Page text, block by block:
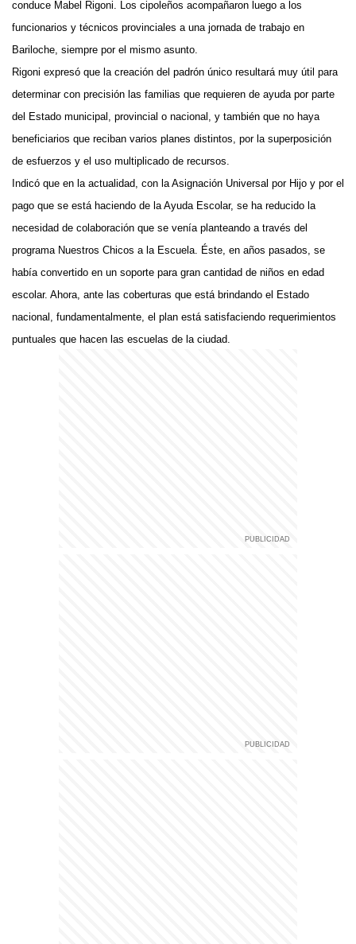
conduce Mabel Rigoni. Los cipoleños acompañaron luego a los
funcionarios y técnicos provinciales a una jornada de trabajo en
Bariloche, siempre por el mismo asunto.
Rigoni expresó que la creación del padrón único resultará muy útil para
determinar con precisión las familias que requieren de ayuda por parte
del Estado municipal, provincial o nacional, y también que no haya
beneficiarios que reciban varios planes distintos, por la superposición
de esfuerzos y el uso multiplicado de recursos.
Indicó que en la actualidad, con la Asignación Universal por Hijo y por el
pago que se está haciendo de la Ayuda Escolar, se ha reducido la
necesidad de colaboración que se venía planteando a través del
programa Nuestros Chicos a la Escuela. Éste, en años pasados, se
había convertido en un soporte para gran cantidad de niños en edad
escolar. Ahora, ante las coberturas que está brindando el Estado
nacional, fundamentalmente, el plan está satisfaciendo requerimientos
puntuales que hacen las escuelas de la ciudad.